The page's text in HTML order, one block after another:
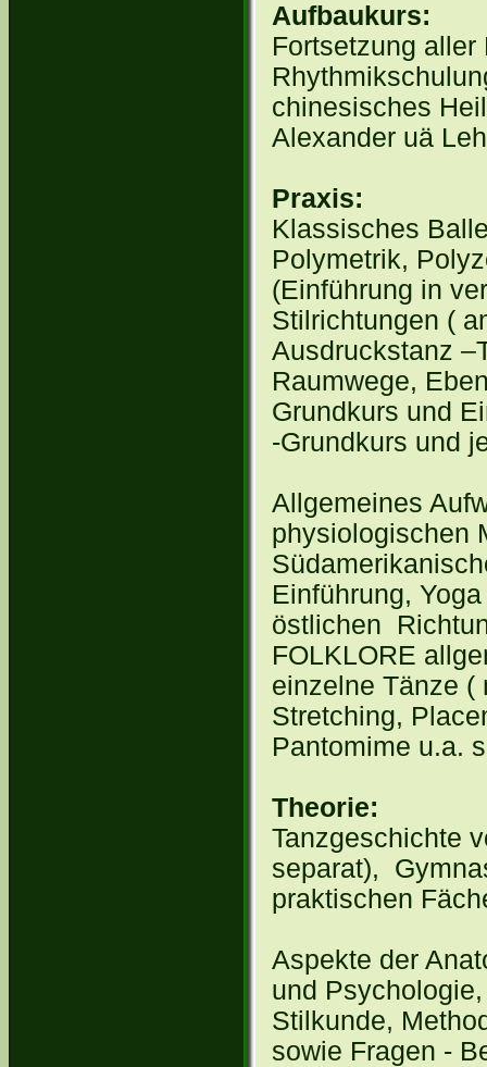
Aufbaukurs:
Fortsetzung
chinesisches
Alexander uä
Praxis:
Klassisches
Polymetrik,
(Einführung in
Stilrichtungen (
Ausdruckstanz
Raumwege,
Grundkurs und
-Grundkurs und
Allgemeines
physiologischen
Einführung,
östlichen
FOLKLORE
einzelne Tänze (
Stretching,
Pantomime u.a.
Theorie:
Tanzgeschichte
separat),
praktischen
Aspekte der
und
Stilkunde,
sowie Fragen -